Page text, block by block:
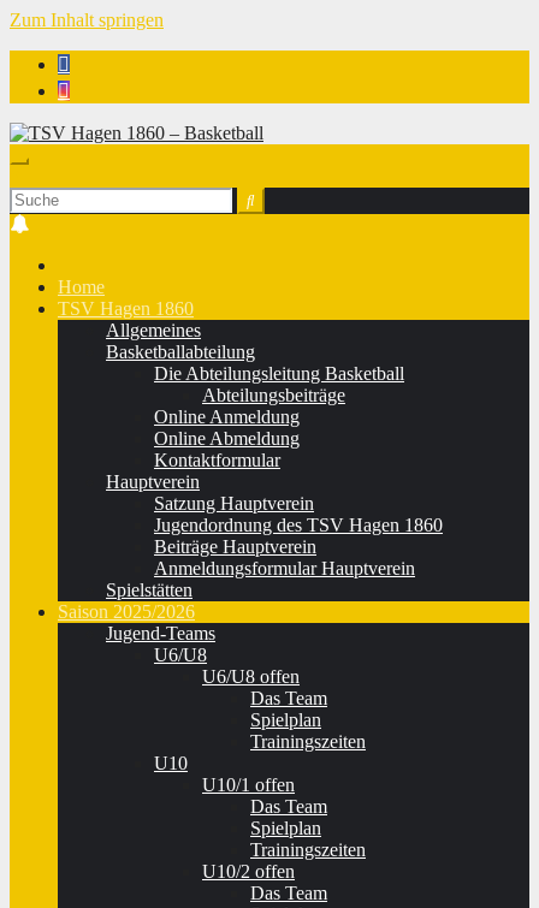
Zum Inhalt springen
Home
TSV Hagen 1860
Allgemeines
Basketballabteilung
Die Abteilungsleitung Basketball
Abteilungsbeiträge
Online Anmeldung
Online Abmeldung
Kontaktformular
Hauptverein
Satzung Hauptverein
Jugendordnung des TSV Hagen 1860
Beiträge Hauptverein
Anmeldungsformular Hauptverein
Spielstätten
Saison 2025/2026
Jugend-Teams
U6/U8
U6/U8 offen
Das Team
Spielplan
Trainingszeiten
U10
U10/1 offen
Das Team
Spielplan
Trainingszeiten
U10/2 offen
Das Team